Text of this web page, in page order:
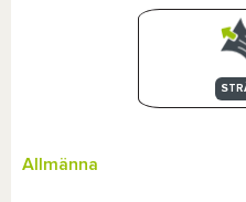
Allmänna